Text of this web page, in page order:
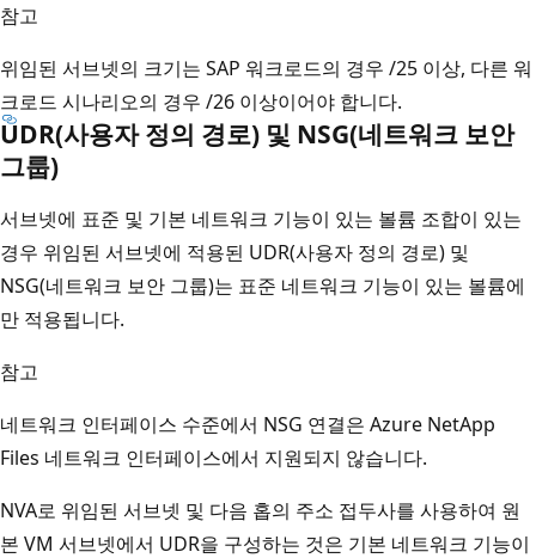
참고
위임된 서브넷의 크기는 SAP 워크로드의 경우 /25 이상, 다른 워
크로드 시나리오의 경우 /26 이상이어야 합니다.
UDR(사용자 정의 경로) 및 NSG(네트워크 보안
그룹)
서브넷에 표준 및 기본 네트워크 기능이 있는 볼륨 조합이 있는
경우 위임된 서브넷에 적용된 UDR(사용자 정의 경로) 및
NSG(네트워크 보안 그룹)는 표준 네트워크 기능이 있는 볼륨에
만 적용됩니다.
참고
네트워크 인터페이스 수준에서 NSG 연결은 Azure NetApp
Files 네트워크 인터페이스에서 지원되지 않습니다.
NVA로 위임된 서브넷 및 다음 홉의 주소 접두사를 사용하여 원
본 VM 서브넷에서 UDR을 구성하는 것은 기본 네트워크 기능이